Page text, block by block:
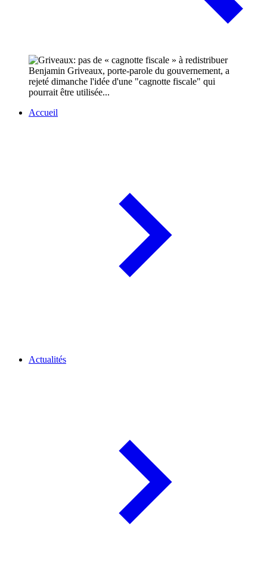
Benjamin Griveaux, porte-parole du gouvernement, a
rejeté dimanche l'idée d'une "cagnotte fiscale" qui
pourrait être utilisée...
Accueil
Actualités